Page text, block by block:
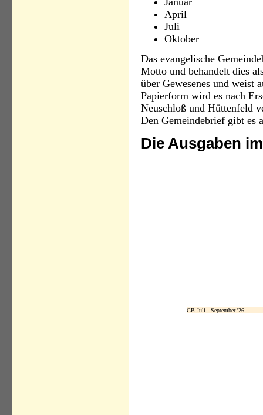
April
Juli
Oktober
Das evangelische
Motto und behandelt dies
über Gewesenes und weist
Papierform wird es nach
Neuschloß und Hüttenfeld
Den Gemeindebrief gibt es
Die Ausgaben
GB Juli - September '26